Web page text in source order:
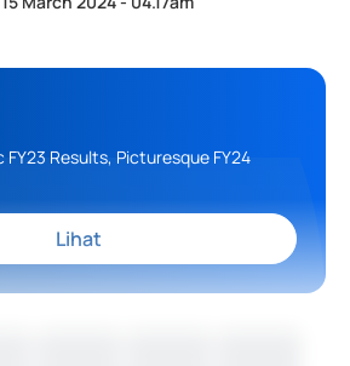
Results, Picturesque FY24
Lihat